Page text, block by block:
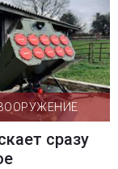
сразу